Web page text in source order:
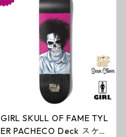
GIRL SKULL OF FAME TYL
ER PACHECO Deck スケー